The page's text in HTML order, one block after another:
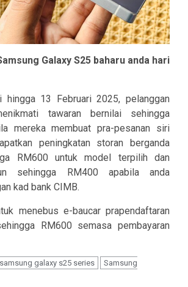
Galaxy S25 baharu anda hari
hingga 13 Februari 2025, pelanggan
tawaran bernilai sehingga
mereka membuat pra-pesanan siri
peningkatan storan berganda
RM600 untuk model terpilih dan
sehingga RM400 apabila anda
kad bank CIMB.
menebus e-baucar prapendaftaran
RM600 semasa pembayaran
samsung galaxy s25 series
Samsung